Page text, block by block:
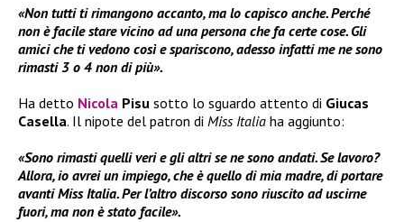
«Non tutti ti rimangono accanto, ma lo capisco anche. Perché
non è facile stare vicino ad una persona che fa certe cose. Gli
amici che ti vedono così e spariscono, adesso infatti me ne sono
rimasti 3 o 4 non di più».
Ha detto Nicola Pisu sotto lo sguardo attento di Giucas
Casella. Il nipote del patron di Miss Italia ha aggiunto:
«Sono rimasti quelli veri e gli altri se ne sono andati. Se lavoro?
Allora, io avrei un impiego, che è quello di mia madre, di portare
avanti Miss Italia. Per l’altro discorso sono riuscito ad uscirne
fuori, ma non è stato facile».